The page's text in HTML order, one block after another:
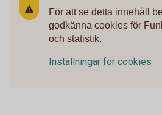
För att se detta innehåll
godkänna cookies för
och statistik.
Inställningar för cookies